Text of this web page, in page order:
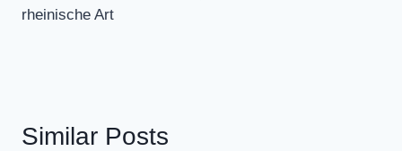
rheinische Art
Similar Posts